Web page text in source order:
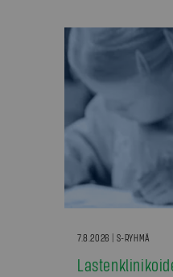
7.8.2026 | S-RYHMÄ